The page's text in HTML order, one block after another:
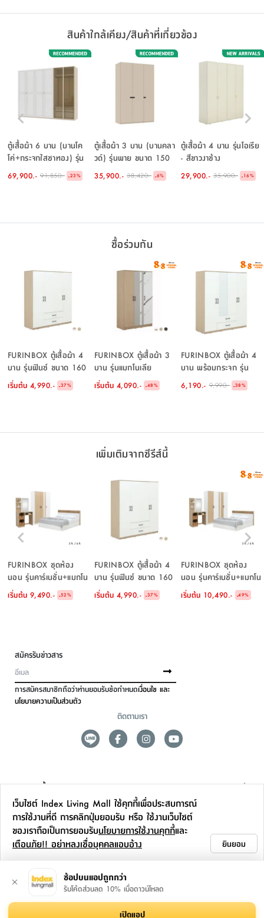
สินค้าใกล้เคียง/สินค้าที่เกี่ยวข้อง
ตู้เสื้อผ้า 6 บาน (บานโค
โค่+กระจกใสชาทอง) รุ่น
พาย ขนาด 300 ซม. - สี
เบจ
69,900.- 91,850.- -23%
ตู้เสื้อผ้า 3 บาน (บานคลา
วด์) รุ่นพาย ขนาด 150
35,900.- 38,420.- -6%
ตู้เสื้อผ้า 4 บาน รุ่นโอเรีย
- สีขาวงาช้าง
29,900.- 35,900.- -16%
ซื้อร่วมกัน
FURINBOX ตู้เสื้อผ้า 4
บาน รุ่นฟินซ์ ขนาด 160
ซม.
เริ่มต้น 4,990.- -37%
FURINBOX ตู้เสื้อผ้า 3
บาน รุ่นแมกโนเลีย
เริ่มต้น 4,090.- -48%
FURINBOX ตู้เสื้อผ้า 4
บาน พร้อมกระจก รุ่น
ฟินซ์ ขนาด 160 ซม. -
สีธรรมชาติ/ขาว
6,190.- 9,990.- -38%
เพิ่มเติมจากซีรีส์นี้
FURINBOX ชุดห้อง
นอน รุ่นคาร์เนชั่น+แมกโน
เลีย (เตียง, ตู้เสื้อผ้า 3
บาน, โต๊ะเครื่องแป้ง) - สี
เริ่มต้น 9,490.- -52%
FURINBOX ตู้เสื้อผ้า 4
บาน รุ่นฟินซ์ ขนาด 160
ซม.
เริ่มต้น 4,990.- -37%
FURINBOX ชุดห้อง
นอน รุ่นคาร์เนชั่น+แมกโน
เลีย (เตียง, ตู้เสื้อผ้า 4
บาน, โต๊ะเครื่องแป้ง) - สี
เริ่มต้น 10,490.- -49%
สมัครรับข่าวสาร
การสมัครสมาชิกถือว่าท่านยอมรับข้อกำหนดเงื่อนไข และ
นโยบายความเป็นส่วนตัว
ติดตามเรา
ดูแลลูกค้า
สาขาและการบริการ
ข้อมูลเพิ่มเติม
เว็บไซต์ Index Living Mall ใช้คุกกี้เพื่อประสบการณ์
การใช้งานที่ดี การคลิกปุ่มยอมรับ หรือ ใช้งานเว็บไซต์
ของเราถือเป็นการยอมรับนโยบายการใช้งานคุกกี้และ
เตือนภัย!! อย่าหลงเชื่อบุคคลแอบอ้าง
ยินยอม
ช้อปบนแอปถูกกว่า
รับโค้ดส่วนลด 10% เมื่อดาวน์โหลด
เปิดแอป